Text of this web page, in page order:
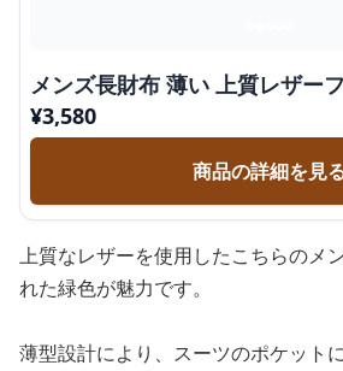
メンズ長財布 薄い 上質レザー
¥3,580
商品の詳細を見
上質なレザーを使用したこちらのメ
れた緑色が魅力です。
薄型設計により、スーツのポケット